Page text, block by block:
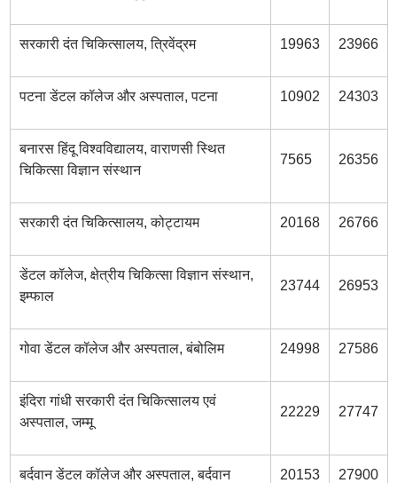
सरकारी दंत चिकित्सालय, त्रिवेंद्रम 19963 23966
पटना डेंटल कॉलेज और अस्पताल, पटना 10902 24303
बनारस हिंदू विश्वविद्यालय, वाराणसी स्थित
चिकित्सा विज्ञान संस्थान
7565 26356
सरकारी दंत चिकित्सालय, कोट्टायम 20168 26766
डेंटल कॉलेज, क्षेत्रीय चिकित्सा विज्ञान संस्थान,
इम्फाल
23744 26953
गोवा डेंटल कॉलेज और अस्पताल, बंबोलिम 24998 27586
इंदिरा गांधी सरकारी दंत चिकित्सालय एवं
अस्पताल, जम्मू
22229 27747
बर्दवान डेंटल कॉलेज और अस्पताल, बर्दवान 20153 27900